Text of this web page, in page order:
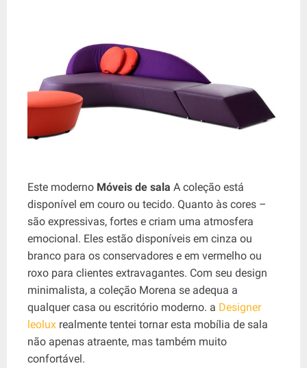
Este moderno Móveis de sala A coleção está
disponível em couro ou tecido. Quanto às cores –
são expressivas, fortes e criam uma atmosfera
emocional. Eles estão disponíveis em cinza ou
branco para os conservadores e em vermelho ou
roxo para clientes extravagantes. Com seu design
minimalista, a coleção Morena se adequa a
qualquer casa ou escritório moderno. a Designer
leolux realmente tentei tornar esta mobília de sala
não apenas atraente, mas também muito
confortável.